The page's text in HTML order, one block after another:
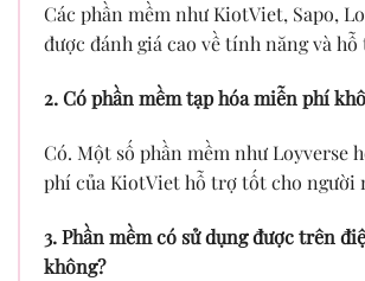
Các phần mềm như KiotViet, Sapo,
được đánh giá cao về tính năng và hỗ
2. Có phần mềm tạp hóa miễn phí
Có. Một số phần mềm như Loyverse
phí của KiotViet hỗ trợ tốt cho người
3. Phần mềm có sử dụng được trên
không?